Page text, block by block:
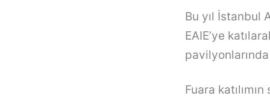
Bu yıl İstanbul
EAIE’ye
Fuara